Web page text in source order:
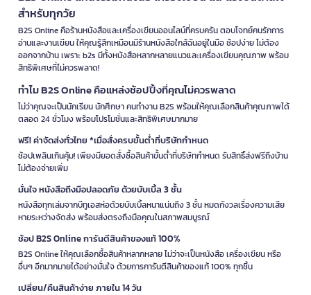
สำหรับทุกวัย
B2S Online คือร้านหนังสือและเครื่องเขียนออนไลน์ที่ครบครัน ตอบโจทย์คนรักการ
อ่านและงานเขียน ให้คุณรู้สึกเหมือนมีร้านหนังสือใกล้ฉันอยู่ในมือ ช้อปง่าย ไม่ต้อง
ออกจากบ้าน เพราะ b2s มีทั้งหนังสือหลากหลายแนวและเครื่องเขียนคุณภาพ พร้อม
สิทธิพิเศษที่ไม่ควรพลาด!
ทำไม B2S Online คือแหล่งช้อปปิ้งที่คุณไม่ควรพลาด
ไม่ว่าคุณจะเป็นนักเรียน นักศึกษา คนทำงาน B2S พร้อมให้คุณเลือกสินค้าคุณภาพได้
ตลอด 24 ชั่วโมง พร้อมโปรโมชั่นและสิทธิพิเศษมากมาย
ฟรี! ค่าจัดส่งทั่วไทย *เมื่อสั่งครบขั้นต่ำที่บริษัทกำหนด
ช้อปเพลินเกินคุ้ม! เพียงมียอดสั่งซื้อสินค้าขั้นต่ำที่บริษัทกำหนด รับสิทธิ์ส่งฟรีถึงบ้าน
ไม่ต้องจ่ายเพิ่ม
มั่นใจ หนังสือถึงมือปลอดภัย ด้วยบับเบิ้ล 3 ชั้น
หนังสือทุกเล่มจากบีทูเอสห่อด้วยบับเบิ้ลหนาแน่นถึง 3 ชั้น หมดกังวลเรื่องความเสีย
หายระหว่างจัดส่ง พร้อมส่งตรงถึงมือคุณในสภาพสมบูรณ์
ช้อป B2S Online การันตีสินค้าของแท้ 100%
B2S Online ให้คุณเลือกซื้อสินค้าหลากหลาย ไม่ว่าจะเป็นหนังสือ เครื่องเขียน หรือ
อื่นๆ อีกมากมายได้อย่างมั่นใจ ด้วยการการันตีสินค้าของแท้ 100% ทุกชิ้น
เปลี่ยน/คืนสินค้าง่าย ภายใน 14 วัน